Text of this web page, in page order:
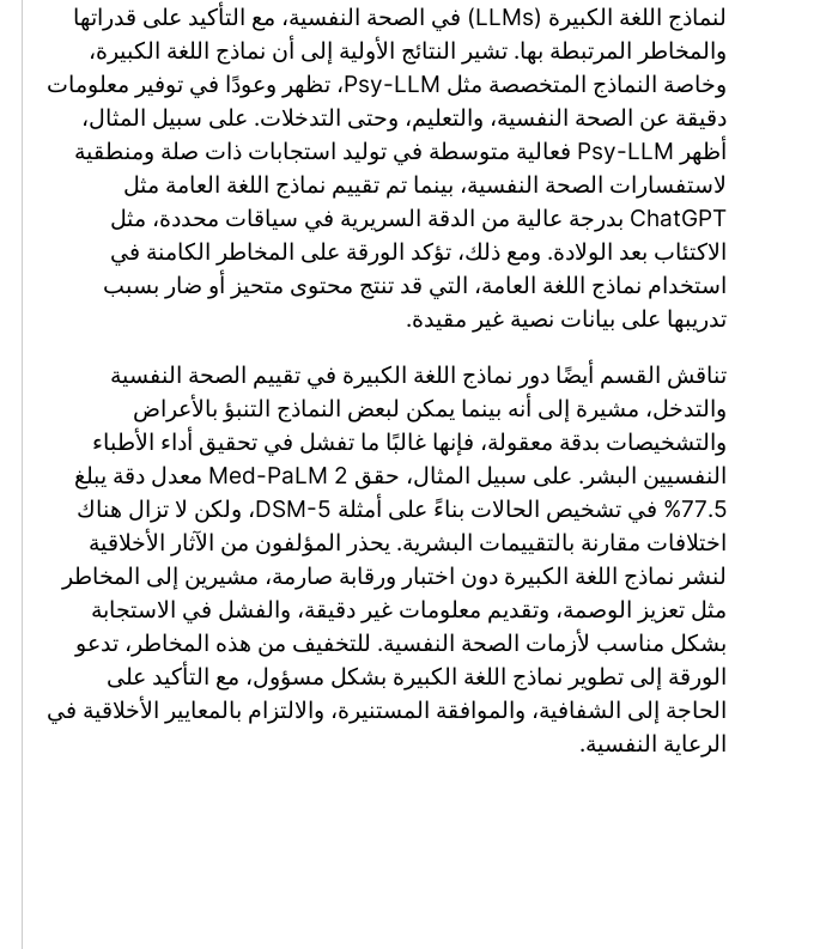
لنماذج اللغة الكبيرة (LLMs) في الصحة النفسية، مع التأكيد على قدراتها
والمخاطر المرتبطة بها. تشير النتائج الأولية إلى أن نماذج اللغة الكبيرة،
وخاصة النماذج المتخصصة مثل Psy-LLM، تظهر وعودًا في توفير معلومات
دقيقة عن الصحة النفسية، والتعليم، وحتى التدخلات. على سبيل المثال،
أظهر Psy-LLM فعالية متوسطة في توليد استجابات ذات صلة ومنطقية
لاستفسارات الصحة النفسية، بينما تم تقييم نماذج اللغة العامة مثل
ChatGPT بدرجة عالية من الدقة السريرية في سياقات محددة، مثل
الاكتئاب بعد الولادة. ومع ذلك، تؤكد الورقة على المخاطر الكامنة في
استخدام نماذج اللغة العامة، التي قد تنتج محتوى متحيز أو ضار بسبب
تدريبها على بيانات نصية غير مقيدة.
تناقش القسم أيضًا دور نماذج اللغة الكبيرة في تقييم الصحة النفسية
والتدخل، مشيرة إلى أنه بينما يمكن لبعض النماذج التنبؤ بالأعراض
والتشخيصات بدقة معقولة، فإنها غالبًا ما تفشل في تحقيق أداء الأطباء
النفسيين البشر. على سبيل المثال، حقق Med-PaLM 2 معدل دقة يبلغ
77.5% في تشخيص الحالات بناءً على أمثلة DSM-5، ولكن لا تزال هناك
اختلافات مقارنة بالتقييمات البشرية. يحذر المؤلفون من الآثار الأخلاقية
لنشر نماذج اللغة الكبيرة دون اختبار ورقابة صارمة، مشيرين إلى المخاطر
مثل تعزيز الوصمة، وتقديم معلومات غير دقيقة، والفشل في الاستجابة
بشكل مناسب لأزمات الصحة النفسية. للتخفيف من هذه المخاطر، تدعو
الورقة إلى تطوير نماذج اللغة الكبيرة بشكل مسؤول، مع التأكيد على
الحاجة إلى الشفافية، والموافقة المستنيرة، والالتزام بالمعايير الأخلاقية في
الرعاية النفسية.